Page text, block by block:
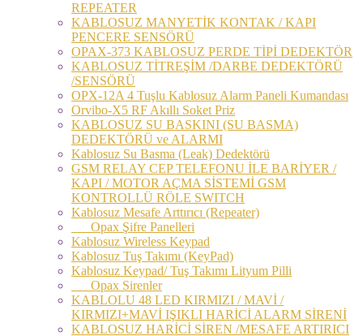
REPEATER
KABLOSUZ MANYETİK KONTAK / KAPI
PENCERE SENSÖRÜ
OPAX-373 KABLOSUZ PERDE TİPİ DEDEKTÖR
KABLOSUZ TİTREŞİM /DARBE DEDEKTÖRÜ
/SENSÖRÜ
OPX-12A 4 Tuşlu Kablosuz Alarm Paneli Kumandası
Orvibo-X5 RF Akıllı Soket Priz
KABLOSUZ SU BASKINI (SU BASMA)
DEDEKTÖRÜ ve ALARMI
Kablosuz Su Basma (Leak) Dedektörü
GSM RELAY CEP TELEFONU İLE BARİYER /
KAPI / MOTOR AÇMA SİSTEMİ GSM
KONTROLLÜ RÖLE SWITCH
Kablosuz Mesafe Arttırıcı (Repeater)
Opax Şifre Panelleri
Kablosuz Wireless Keypad
Kablosuz Tuş Takımı (KeyPad)
Kablosuz Keypad/ Tuş Takımı Lityum Pilli
Opax Sirenler
KABLOLU 48 LED KIRMIZI / MAVİ /
KIRMIZI+MAVİ IŞIKLI HARİCİ ALARM SİRENİ
KABLOSUZ HARİCİ SİREN /MESAFE ARTIRICI